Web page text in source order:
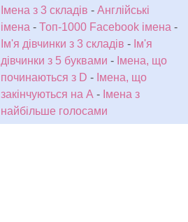
Імена з 3 складів - Англійські
імена - Топ-1000 Facebook імена -
Ім'я дівчинки з 3 складів - Ім'я
дівчинки з 5 буквами - Імена, що
починаються з D - Імена, що
закінчуються на A - Імена з
найбільше голосами